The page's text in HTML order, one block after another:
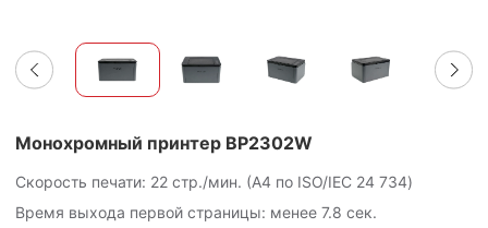
Монохромный принтер BP2302W
Скорость печати: 22 стр./мин. (А4 по ISO/IEC 24 734)
Время выхода первой страницы: менее 7.8 сек.